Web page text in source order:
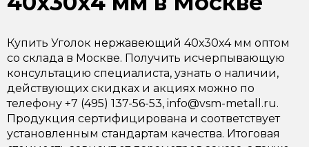
Купить Уголок нержавеющий 40х30х4 мм оптом
со склада в Москве. Получить исчерпывающую
консультацию специалиста, узнать о наличии,
действующих скидках и акциях можно по
телефону +7 (495) 137-56-53, info@vsm-metall.ru.
Продукция сертифицирована и соответствует
установленным стандартам качества. Итоговая